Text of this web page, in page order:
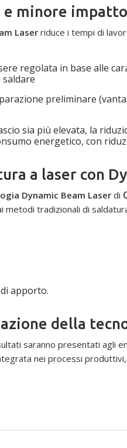
minore
Laser riduce i tempi di
regolata in base alle
preliminare
sia più elevata, la
energetico, con
a laser con
Dynamic Beam Laserdi
tradizionali di
apporto.
della
saranno presentati agli
nei processi